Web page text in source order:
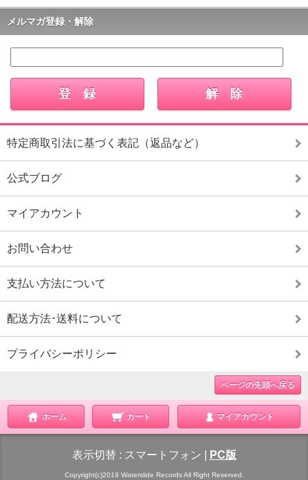
メルマガ登録・解除
特定商取引法に基づく表記（返品など）
公式ブログ
マイアカウント
お問い合わせ
支払い方法について
配送方法･送料について
プライバシーポリシー
ページの先頭へ戻る
ホーム カート マイアカウント
表示切替 : スマートフォン PC版
Copyright(c)2019 Waterslide Records All Right Reserved.